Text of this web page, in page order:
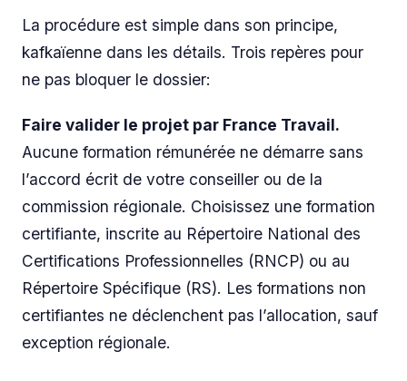
La procédure est simple dans son principe,
kafkaïenne dans les détails. Trois repères pour
ne pas bloquer le dossier:
Faire valider le projet par France Travail.
Aucune formation rémunérée ne démarre sans
l’accord écrit de votre conseiller ou de la
commission régionale. Choisissez une formation
certifiante, inscrite au Répertoire National des
Certifications Professionnelles (RNCP) ou au
Répertoire Spécifique (RS). Les formations non
certifiantes ne déclenchent pas l’allocation, sauf
exception régionale.